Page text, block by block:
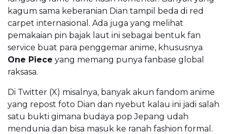
kagum sama keberanian Dian tampil beda di red
carpet internasional. Ada juga yang melihat
pemakaian pin bajak laut ini sebagai bentuk fan
service buat para penggemar anime, khususnya
One Piece yang memang punya fanbase global
raksasa.
Di Twitter (X) misalnya, banyak akun fandom anime
yang repost foto Dian dan nyebut kalau ini jadi salah
satu bukti gimana budaya pop Jepang udah
mendunia dan bisa masuk ke ranah fashion formal.